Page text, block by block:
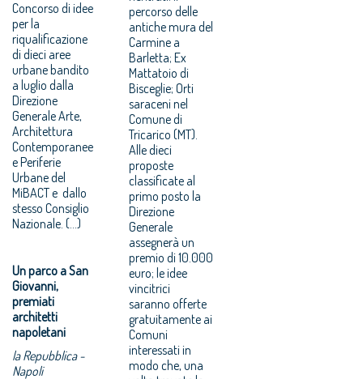
Concorso di idee
per la
riqualificazione
di dieci aree
urbane bandito
a luglio dalla
Direzione
Generale Arte,
Architettura
Contemporanee
e Periferie
Urbane del
MiBACT e dallo
stesso Consiglio
Nazionale. (...)
Un parco a San
Giovanni,
premiati
architetti
napoletani
la Repubblica -
Napoli
percorso delle
antiche mura del
Carmine a
Barletta; Ex
Mattatoio di
Bisceglie; Orti
saraceni nel
Comune di
Tricarico (MT).
Alle dieci
proposte
classificate al
primo posto la
Direzione
Generale
assegnerà un
premio di 10.000
euro; le idee
vincitrici
saranno offerte
gratuitamente ai
Comuni
interessati in
modo che, una